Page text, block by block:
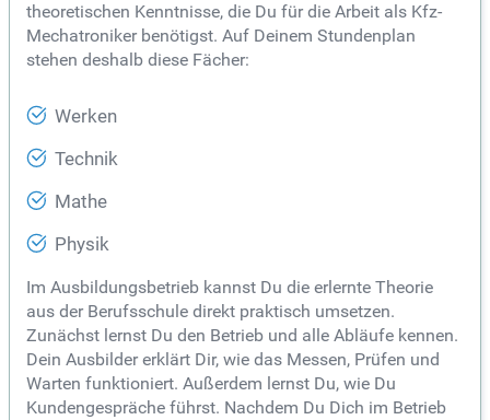
theoretischen Kenntnisse, die Du für die Arbeit als Kfz-
Mechatroniker benötigst. Auf Deinem Stundenplan
stehen deshalb diese Fächer:
Werken
Technik
Mathe
Physik
Im Ausbildungsbetrieb kannst Du die erlernte Theorie
aus der Berufsschule direkt praktisch umsetzen.
Zunächst lernst Du den Betrieb und alle Abläufe kennen.
Dein Ausbilder erklärt Dir, wie das Messen, Prüfen und
Warten funktioniert. Außerdem lernst Du, wie Du
Kundengespräche führst. Nachdem Du Dich im Betrieb